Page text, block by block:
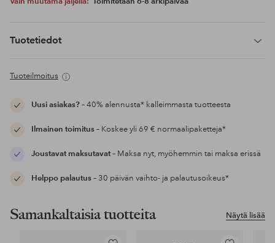
Tuotetiedot
Tuoteilmoitus
Uusi asiakas?– 40% alennusta* kalleimmasta tuotteesta
Ilmainen toimitus– Koskee yli 69 € normaalipaketteja*
Joustavat maksutavat– Maksa nyt, myöhemmin tai maksa erissä
Helppo palautus– 30 päivän vaihto- ja palautusoikeus*
Näytä lisää
Samankaltaisia tuotteita